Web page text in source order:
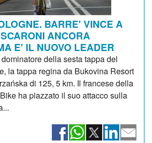
BARRE' VINCE A
ANCORA
E' IL NUOVO LEADER
della sesta tappa del
la tappa regina da Bukovina Resort
di 125, 5 km. Il francese della
ha piazzato il suo attacco sulla